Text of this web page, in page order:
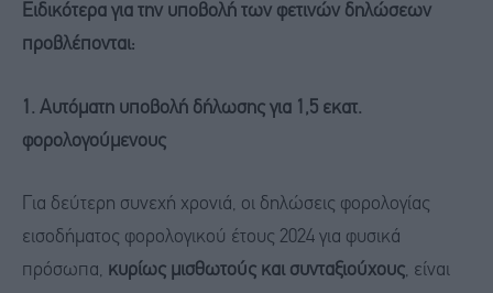
Ειδικότερα για την υποβολή των φετινών δηλώσεων
προβλέπονται:
1. Αυτόματη υποβολή δήλωσης για 1,5 εκατ.
φορολογούμενους
Για δεύτερη συνεχή χρονιά, οι δηλώσεις φορολογίας
εισοδήματος φορολογικού έτους 2024 για φυσικά
πρόσωπα, κυρίως μισθωτούς και συνταξιούχους, είναι